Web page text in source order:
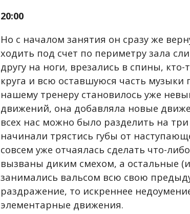
20:00
Но с началом занятия он сразу же
ходить под счет по периметру зала
другу на ноги, врезались в спины,
круга и всю оставшуюся часть музыки
нашему тренеру становилось уже
движений, она добавляла новые
всех нас можно было разделить на
начинали трястись губы от
совсем уже отчаялась сделать что-
вызваны диким смехом, а остальные
занимались вальсом всю свою
раздражение, то искреннее
элементарные движения.